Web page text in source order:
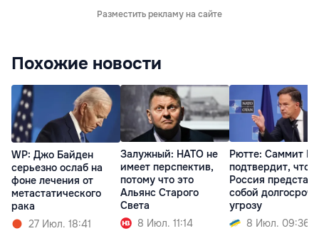
Разместить рекламу на сайте
Похожие новости
WP: Джо Байден
серьезно ослаб на
фоне лечения от
метастатического
рака
27 Июл. 18:41
Залужный: НАТО не
имеет перспектив,
потому что это
Альянс Старого
Света
8 Июл. 11:14
Рютте: Саммит
подтвердит, что
Россия
собой
угрозу
8 Июл. 09:36